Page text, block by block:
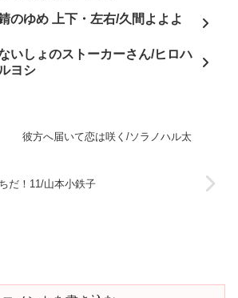
のゆめ 上下・左右/久間よよよ
いしょのストーカーさん/ヒロハ
ヨシ
彼方へ届いて恋は咲く/ソラノハル太
だ！11/山本小鉄子